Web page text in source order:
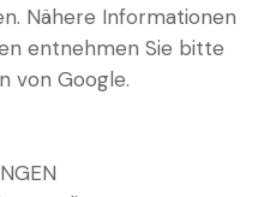
Nähere Informationen
entnehmen Sie bitte
von Google.